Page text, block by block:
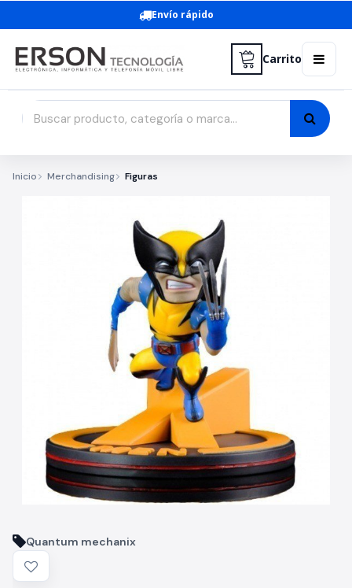
Envío rápido
Carrito
Inicio Merchandising Figuras
Quantum mechanix